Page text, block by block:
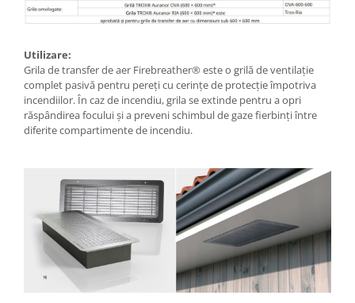
Utilizare:
Grila de transfer de aer Firebreather® este o grilă de ventilație
complet pasivă pentru pereți cu cerințe de protecție împotriva
incendiilor. În caz de incendiu, grila se extinde pentru a opri
răspândirea focului și a preveni schimbul de gaze fierbinți între
diferite compartimente de incendiu.